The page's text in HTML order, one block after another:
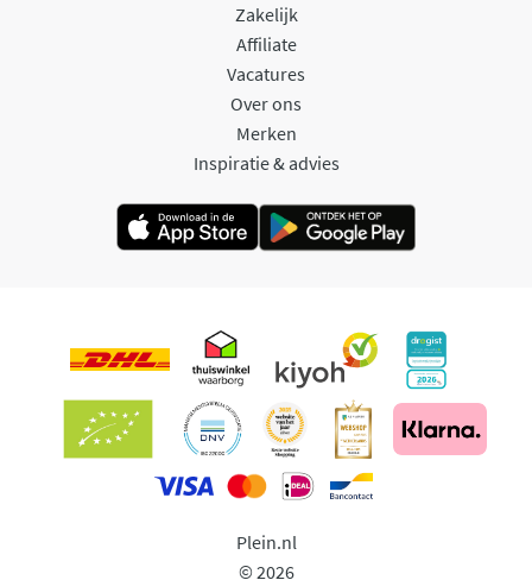
Zakelijk
Affiliate
Vacatures
Over ons
Merken
Inspiratie & advies
Plein.nl
© 2026